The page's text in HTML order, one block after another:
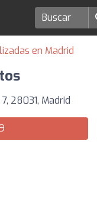
en Madrid
28031, Madrid